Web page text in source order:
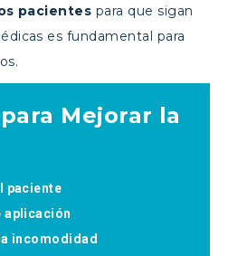
pacientes para que sigan
es fundamental para
Mejorar la
paciente
aplicación
incomodidad